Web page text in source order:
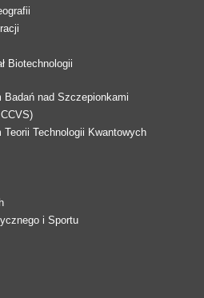
Biotechnologii
Badań nad Szczepionkami
Teorii Technologii Kwantowych
i Sportu